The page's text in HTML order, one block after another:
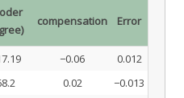
compensation
Error
−0.06
0.012
0.02
−0.013